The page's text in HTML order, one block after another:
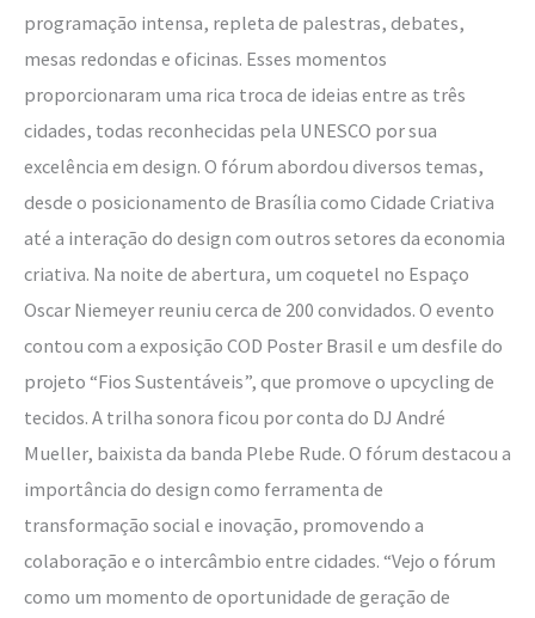
programação intensa, repleta de palestras, debates,
mesas redondas e oficinas. Esses momentos
proporcionaram uma rica troca de ideias entre as três
cidades, todas reconhecidas pela UNESCO por sua
excelência em design. O fórum abordou diversos temas,
desde o posicionamento de Brasília como Cidade Criativa
até a interação do design com outros setores da economia
criativa. Na noite de abertura, um coquetel no Espaço
Oscar Niemeyer reuniu cerca de 200 convidados. O evento
contou com a exposição COD Poster Brasil e um desfile do
projeto “Fios Sustentáveis”, que promove o upcycling de
tecidos. A trilha sonora ficou por conta do DJ André
Mueller, baixista da banda Plebe Rude. O fórum destacou a
importância do design como ferramenta de
transformação social e inovação, promovendo a
colaboração e o intercâmbio entre cidades. “Vejo o fórum
como um momento de oportunidade de geração de